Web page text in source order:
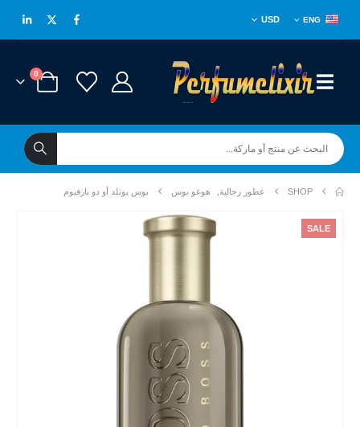
ENG
USD
0
SHOP عطور رجالية هوغو بوس بوس بوتلد أو دو بارفيوم
SALE